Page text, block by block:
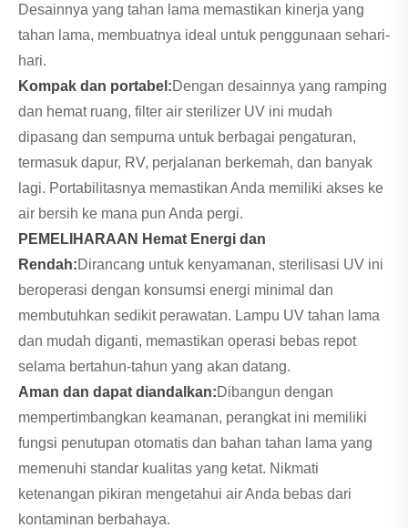
Desainnya yang tahan lama memastikan kinerja yang
tahan lama, membuatnya ideal untuk penggunaan sehari-
hari.
Kompak dan portabel:Dengan desainnya yang ramping
dan hemat ruang, filter air sterilizer UV ini mudah
dipasang dan sempurna untuk berbagai pengaturan,
termasuk dapur, RV, perjalanan berkemah, dan banyak
lagi. Portabilitasnya memastikan Anda memiliki akses ke
air bersih ke mana pun Anda pergi.
PEMELIHARAAN Hemat Energi dan
Rendah:Dirancang untuk kenyamanan, sterilisasi UV ini
beroperasi dengan konsumsi energi minimal dan
membutuhkan sedikit perawatan. Lampu UV tahan lama
dan mudah diganti, memastikan operasi bebas repot
selama bertahun-tahun yang akan datang.
Aman dan dapat diandalkan:Dibangun dengan
mempertimbangkan keamanan, perangkat ini memiliki
fungsi penutupan otomatis dan bahan tahan lama yang
memenuhi standar kualitas yang ketat. Nikmati
ketenangan pikiran mengetahui air Anda bebas dari
kontaminan berbahaya.